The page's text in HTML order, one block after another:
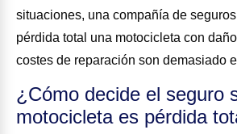
situaciones, una compañía de
pérdida total una motocicleta con
costes de reparación son demasiado
¿Cómo decide el seguro
motocicleta es pérdida